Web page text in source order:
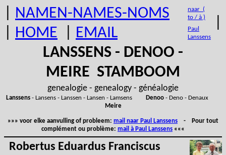
NAMEN-NAMES-NOMS
HOME EMAIL
naar (
to / à )
Paul
Lanssens
LANSSENS - DENOO -
MEIRE STAMBOOM
genealogie - genealogy - généalogie
Lanssens- Lansens - Lanssen - Lansen - Lamsens Denoo- Deno - Denaux
Meire
»»» voor elke aanvulling of probleem: mail naar Paul Lanssens - Pour tout
complément ou problème: mail à Paul Lanssens «««
Robertus Eduardus Franciscus